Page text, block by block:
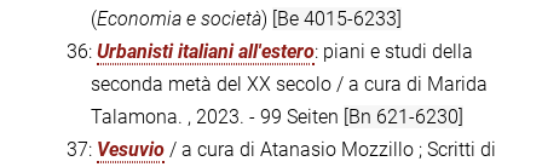
(Economia e società) [Be 4015-6233]
36: Urbanisti italiani all'estero: piani e studi della
seconda metà del XX secolo / a cura di Marida
Talamona. , 2023. - 99 Seiten [Bn 621-6230]
37: Vesuvio / a cura di Atanasio Mozzillo ; Scritti di